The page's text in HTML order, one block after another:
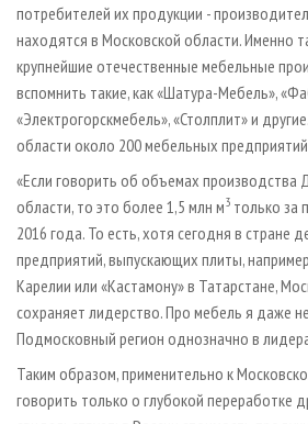
потребителей их продукции -
находятся в Московской области. Именно
крупнейшие отечественные мебельные
вспомнить такие, как «Шатура-Мебель»,
«Электрогорскмебель», «Столплит» и
области около 200 мебельных
«Если говорить об объемах производства
области, то это более 1,5 млн м3 только за
2016 года. То есть, хотя сегодня в стране
предприятий, выпускающих плиты,
Карелии или «Кастамону» в Татарстане,
сохраняет лидерство. Про мебель я даже
Подмосковный регион однозначно в
Таким образом, применительно к
говорить только о глубокой переработке